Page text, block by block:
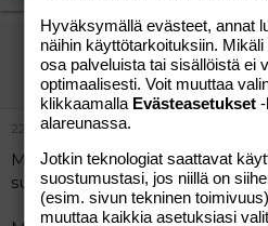
Tinttarella
Jäsen
22.08.2004
Mä olen 19v. pienen
suomesta.
Hyväksymällä evästeet, annat
näihin käyttötarkoituksiin.
osa palveluista tai sisällöistä ei
optimaalisesti. Voit muuttaa
klikkaamalla Evästeasetukset
alareunassa.
Jotkin teknologiat saattavat
suostumustasi, jos niillä on
(esim. sivun tekninen
muuttaa kaikkia asetuksiasi